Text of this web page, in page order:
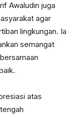
Awaludin juga
agar
lingkungan. Ia
semangat
atas